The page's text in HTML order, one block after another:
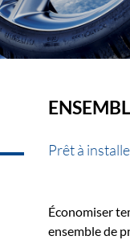
Prêt à
Économiser
ensemble de